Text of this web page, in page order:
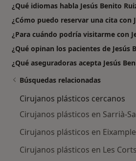
¿Qué idiomas habla Jesús Benito
¿Cómo puedo reservar una cita con
¿Para cuándo podría visitarme con
¿Qué opinan los pacientes de Jesús
¿Qué aseguradoras acepta Jesús
Búsquedas relacionadas
Cirujanos plásticos cercanos
Cirujanos plásticos en Sarrià-
Cirujanos plásticos en Eixample
Cirujanos plásticos en Les Corts